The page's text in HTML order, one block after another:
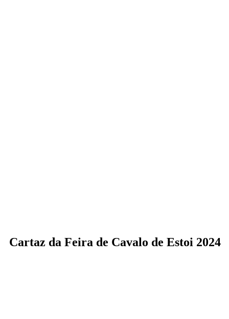
Cartaz da Feira de Cavalo de Estoi 2024